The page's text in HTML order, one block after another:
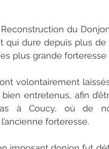
du
qui dure depuis plus de
plus grande forteresse
volontairement
entretenus, afin
à Coucy, où de
forteresse.